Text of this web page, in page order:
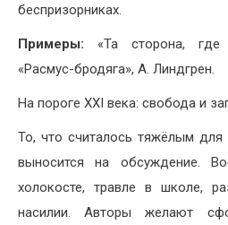
беспризорниках.
Примеры: «Та сторона, где
«Расмус-бродяга», А. Линдгрен.
На пороге XXI века: свобода и
То, что считалось тяжёлым для
выносится на обсуждение.
холокосте, травле в школе,
насилии. Авторы желают